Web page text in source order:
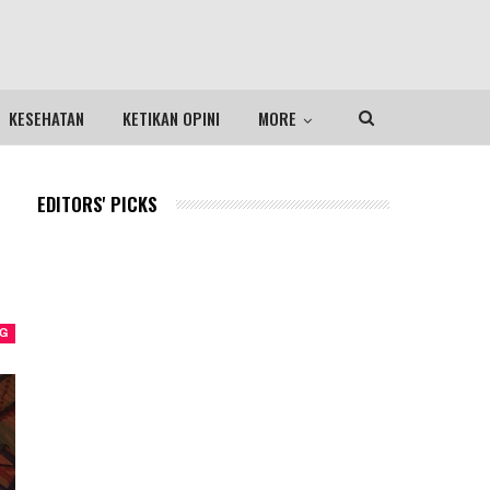
KESEHATAN KETIKAN OPINI MORE
EDITORS' PICKS